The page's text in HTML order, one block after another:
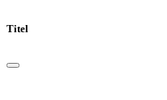
Titel